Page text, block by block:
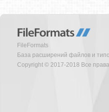
FileFormats
База расширений файлов и
Copyright © 2017-2018 Все